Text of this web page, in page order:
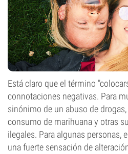
Está claro que el término
connotaciones negativas. Para
sinónimo de un abuso de
consumo de marihuana y otras
ilegales. Para algunas personas,
una fuerte sensación de